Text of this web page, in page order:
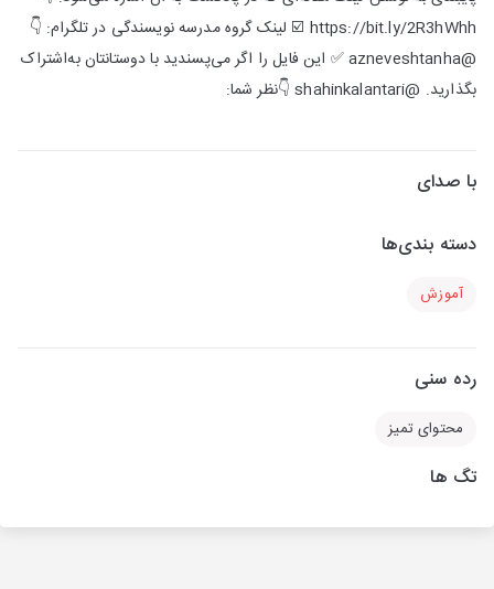
https://bit.ly/2R3hWhh ☑️ لینک گروه مدرسه نویسندگی در تلگرام: 👇
@azneveshtanha ✅ این فایل را اگر می‌پسندید با دوستانتان به‌اشتراک
بگذارید. @shahinkalantari 👇نظر شما:
با صدای
دسته بندی‌ها
آموزش
رده سنی
محتوای تمیز
تگ ها